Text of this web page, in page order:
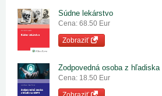
Súdne lekárstvo
Cena: 68.50 Eur
Zobraziť
Zodpovedná osoba z hľadiska
Cena: 18.50 Eur